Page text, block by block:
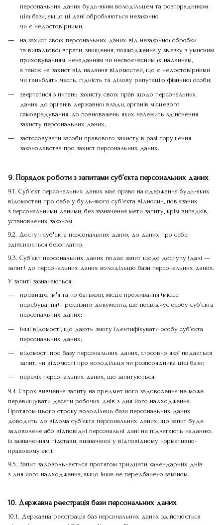
персональних даних будь-яким володільцем та розпорядником
цієї бази, якщо ці дані обробляються незаконно
чи є недостовірними;
на захист своїх персональних даних від незаконної обробки
та випадкової втрати, знищення, пошкодження у зв'язку з умисним
приховуванням, ненаданням чи несвоєчасним їх наданням,
а також на захист від надання відомостей, що є недостовірними
чи ганьблять честь, гідність та ділову репутацію фізичної особи;
звертатися з питань захисту своїх прав щодо персональних
даних до органів державної влади, органів місцевого
самоврядування, до повноважень яких належить здійснення
захисту персональних даних;
застосовувати засоби правового захисту в разі порушення
законодавства про захист персональних даних.
9. Порядок роботи з запитами суб’єкта персональних даних
9.1. Суб'єкт персональних даних має право на одержання будь-яких
відомостей про себе у будь-якого суб'єкта відносин, пов'язаних
з персональними даними, без зазначення мети запиту, крім випадків,
установлених законом.
9.2. Доступ суб'єкта персональних даних до даних про себе
здійснюється безоплатно.
9.3. Суб’єкт персональних даних подає запит щодо доступу (далі —
запит) до персональних даних володільцю бази персональних даних.
У запиті зазначаються:
прізвище, ім'я та по батькові, місце проживання (місце
перебування) і реквізити документа, що посвідчує особу суб’єкта
персональних даних;
інші відомості, що дають змогу ідентифікувати особу суб’єкта
персональних даних;
відомості про базу персональних даних, стосовно якої подається
запит, чи відомості про володільця чи розпорядника цієї бази;
перелік персональних даних, що запитуються.
9.4. Строк вивчення запиту на предмет його задоволення не може
перевищувати десяти робочих днів з дня його надходження.
Протягом цього строку володілець бази персональних даних
доводить до відома суб’єкта персональних даних, що запит буде
задоволене або відповідні персональні дані не підлягають наданню,
із зазначенням підстави, визначеної у відповідному нормативно-
правовому акті.
9.5. Запит задовольняється протягом тридцяти календарних днів
з дня його надходження, якщо інше не передбачено законом.
10. Державна реєстрація бази персональних даних
10.1. Державна реєстрація баз персональних даних здійснюється